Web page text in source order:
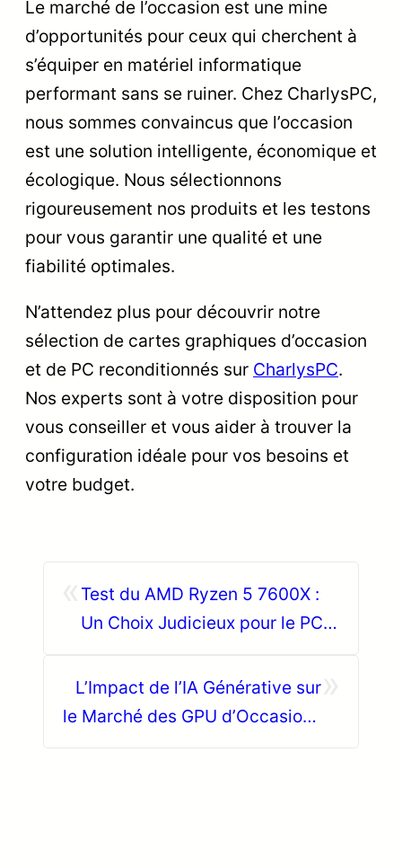
Le marché de l’occasion est une mine
d’opportunités pour ceux qui cherchent à
s’équiper en matériel informatique
performant sans se ruiner. Chez CharlysPC,
nous sommes convaincus que l’occasion
est une solution intelligente, économique et
écologique. Nous sélectionnons
rigoureusement nos produits et les testons
pour vous garantir une qualité et une
fiabilité optimales.
N’attendez plus pour découvrir notre
sélection de cartes graphiques d’occasion
et de PC reconditionnés sur CharlysPC.
Nos experts sont à votre disposition pour
vous conseiller et vous aider à trouver la
configuration idéale pour vos besoins et
votre budget.
Test du AMD Ryzen 5 7600X :
Un Choix Judicieux pour le PC
L’Impact de l’IA Générative sur
le Marché des GPU d’Occasion :